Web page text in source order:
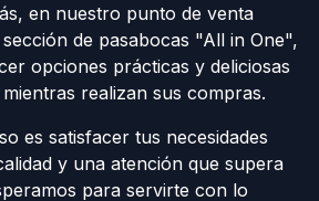
en nuestro punto de venta
de pasabocas "All in One",
opciones prácticas y deliciosas
realizan sus compras.
es satisfacer tus necesidades
y una atención que supera
para servirte con lo